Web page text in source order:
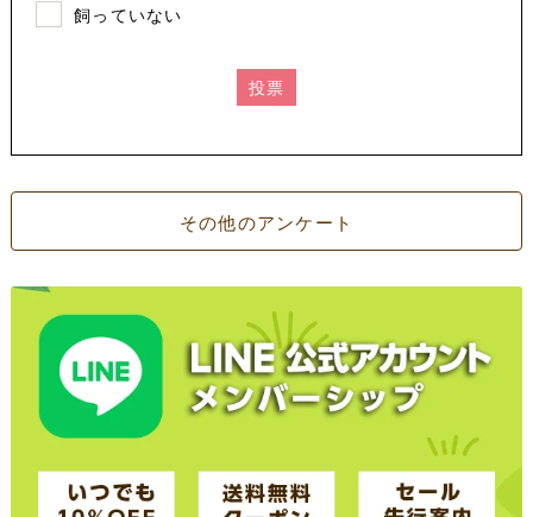
飼っていない
投票
その他のアンケート